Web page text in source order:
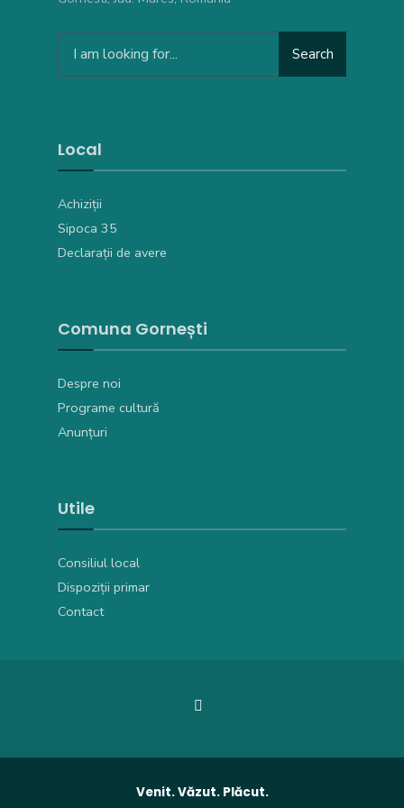
Search
Local
Achiziții
Sipoca 35
Declarații de avere
Comuna Gornești
Despre noi
Programe cultură
Anunțuri
Utile
Consiliul local
Dispoziții primar
Contact
Venit. Văzut. Plăcut.